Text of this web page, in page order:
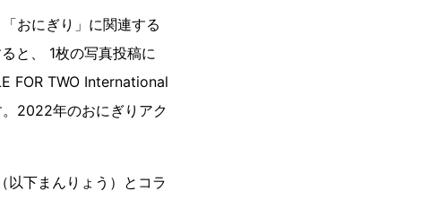
おにぎり」に関連する
と、 1枚の写真投稿に
FOR TWO International
2022年のおにぎりアク
以下まんりょう）とコラ